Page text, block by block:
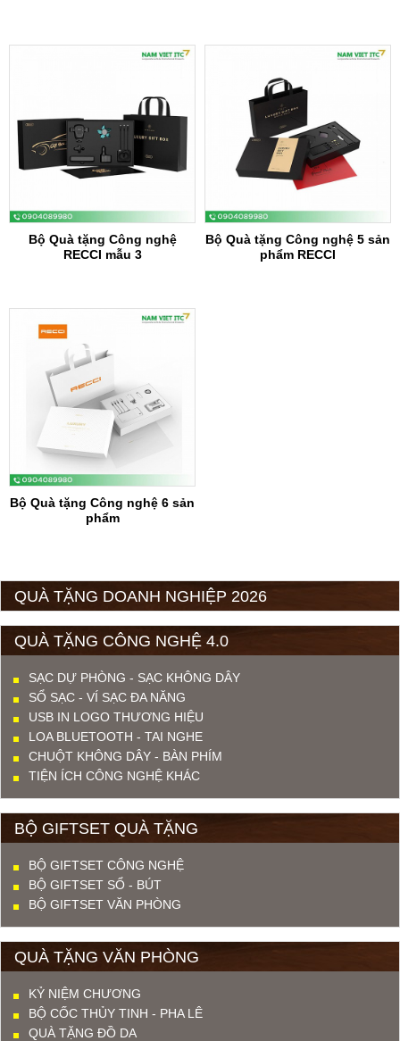
Bộ Quà tặng Công nghệ
RECCI mẫu 3
Bộ Quà tặng Công nghệ 5 sản
phẩm RECCI
Bộ Quà tặng Công nghệ 6 sản
phẩm
QUÀ TẶNG DOANH NGHIỆP 2026
QUÀ TẶNG CÔNG NGHỆ 4.0
SẠC DỰ PHÒNG - SẠC KHÔNG DÂY
SỔ SẠC - VÍ SẠC ĐA NĂNG
USB IN LOGO THƯƠNG HIỆU
LOA BLUETOOTH - TAI NGHE
CHUỘT KHÔNG DÂY - BÀN PHÍM
TIỆN ÍCH CÔNG NGHỆ KHÁC
BỘ GIFTSET QUÀ TẶNG
BỘ GIFTSET CÔNG NGHỆ
BỘ GIFTSET SỔ - BÚT
BỘ GIFTSET VĂN PHÒNG
QUÀ TẶNG VĂN PHÒNG
KỶ NIỆM CHƯƠNG
BỘ CỐC THỦY TINH - PHA LÊ
QUÀ TẶNG ĐỒ DA